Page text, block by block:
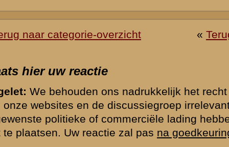
of ander beeldmateriaal op te nemen bij uw bericht, e-mail deze naar
de plaatsing (meestal nog dezelfde dag).